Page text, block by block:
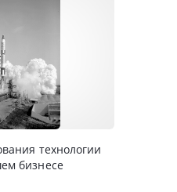
технологии
бизнесе